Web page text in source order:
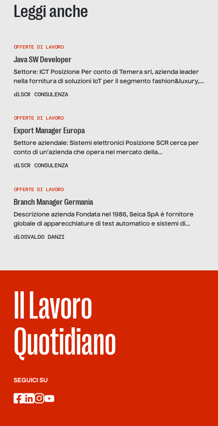
Leggi anche
OFFERTE DI LAVORO
Java SW Developer
Settore: ICT Posizione Per conto di Temera srl, azienda leader
nella fornitura di soluzioni IoT per il segmento fashion&luxury,
si ricerca un professionista da inserire all’interno del team
piattaforma IOT Sviluppo POC (programmazione BE/FE/mobile)
Test e integrazione nuovi […]
diSCR CONSULENZA
OFFERTE DI LAVORO
Export Manager Europa
Settore aziendale: Sistemi elettronici Posizione SCR cerca per
conto di un’azienda che opera nel mercato della
microelettronica con presenza internazionale, un Export
per potenziare la presenza aziendale nel mercato di
riferimento e rendere profittevoli gli investimenti avviati. […]
diSCR CONSULENZA
OFFERTE DI LAVORO
Branch Manager Germania
Descrizione azienda Fondata nel 1986, Seica SpA è fornitore
globale di apparecchiature di test automatico e sistemi di
saldatura per le schede elettroniche, con una base installata di
diOSVALDO DANZI
Il Lavoro
Quotidiano
SEGUICI SU
facebook
linkedin
instagram
youtube